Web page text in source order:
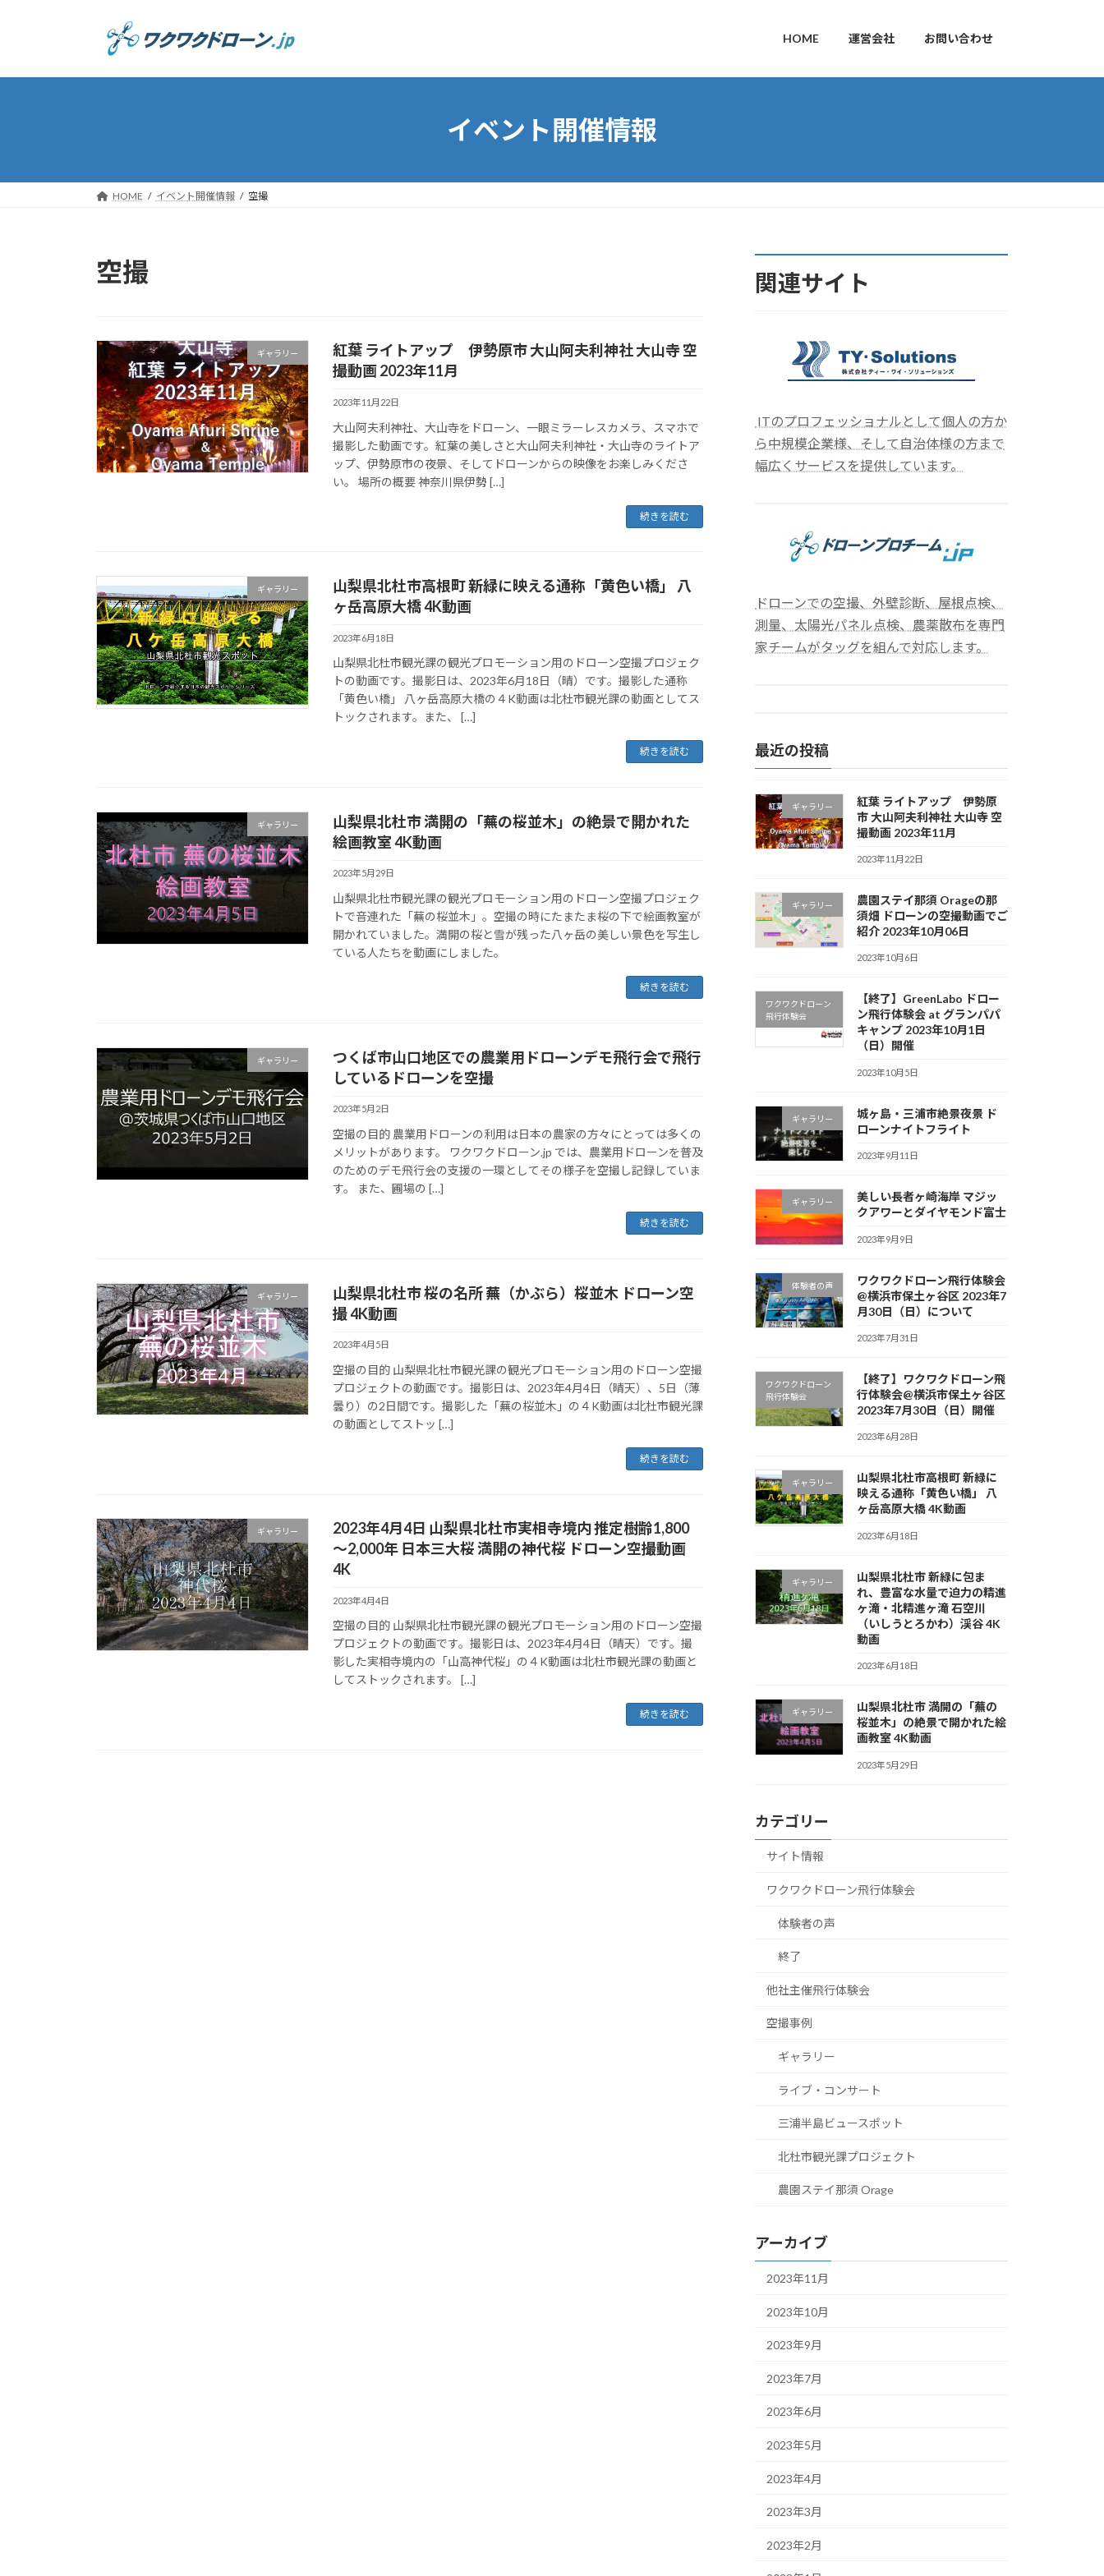
プ
動
HOME 運営会社 お問い合わせ
イベント開催情報
HOME イベント開催情報 空撮
空撮
ギャラリー
紅葉 ライトアップ 伊勢原市 大山阿夫利神社 大山寺 空
撮動画 2023年11月
2023年11月22日
大山阿夫利神社、大山寺をドローン、一眼ミラーレスカメラ、スマホで
撮影した動画です。紅葉の美しさと大山阿夫利神社・大山寺のライトア
ップ、伊勢原市の夜景、そしてドローンからの映像をお楽しみくださ
い。 場所の概要 神奈川県伊勢 […]
続きを読む
ギャラリー
山梨県北杜市高根町 新緑に映える通称「黄色い橋」 八
ヶ岳高原大橋 4K動画
2023年6月18日
山梨県北杜市観光課の観光プロモーション用のドローン空撮プロジェク
トの動画です。撮影日は、2023年6月18日（晴）です。撮影した通称
「黄色い橋」 八ヶ岳高原大橋の４K動画は北杜市観光課の動画としてス
トックされます。また、 […]
続きを読む
ギャラリー
山梨県北杜市 満開の「蕪の桜並木」の絶景で開かれた
絵画教室 4K動画
2023年5月29日
山梨県北杜市観光課の観光プロモーション用のドローン空撮プロジェク
トで音連れた「蕪の桜並木」。空撮の時にたまたま桜の下で絵画教室が
開かれていました。満開の桜と雪が残った八ヶ岳の美しい景色を写生し
ている人たちを動画にしました。
続きを読む
ギャラリー
つくば市山口地区での農業用ドローンデモ飛行会で飛行
しているドローンを空撮
2023年5月2日
空撮の目的 農業用ドローンの利用は日本の農家の方々にとっては多くの
メリットがあります。 ワクワクドローン.jp では、農業用ドローンを普及
のためのデモ飛行会の支援の一環としてその様子を空撮し記録していま
す。 また、圃場の […]
続きを読む
ギャラリー
山梨県北杜市 桜の名所 蕪（かぶら）桜並木 ドローン空
撮 4K動画
2023年4月5日
空撮の目的 山梨県北杜市観光課の観光プロモーション用のドローン空撮
プロジェクトの動画です。撮影日は、2023年4月4日（晴天）、5日（薄
曇り）の2日間です。撮影した「蕪の桜並木」の４K動画は北杜市観光課
の動画としてストッ […]
続きを読む
ギャラリー
2023年4月4日 山梨県北杜市実相寺境内 推定樹齢1,800
～2,000年 日本三大桜 満開の神代桜 ドローン空撮動画
4K
2023年4月4日
空撮の目的 山梨県北杜市観光課の観光プロモーション用のドローン空撮
プロジェクトの動画です。撮影日は、2023年4月4日（晴天）です。撮
影した実相寺境内の「山高神代桜」の４K動画は北杜市観光課の動画と
してストックされます。 […]
続きを読む
関連サイト
ITのプロフェッショナルとして個人の方か
ら中規模企業様、そして自治体様の方まで
幅広くサービスを提供しています。
ドローンでの空撮、外壁診断、屋根点検、
測量、太陽光パネル点検、農薬散布を専門
家チームがタッグを組んで対応します。
最近の投稿
ギャラリー
紅葉 ライトアップ 伊勢原
市 大山阿夫利神社 大山寺 空
撮動画 2023年11月
2023年11月22日
ギャラリー
農園ステイ那須 Orageの那
須畑 ドローンの空撮動画でご
紹介 2023年10月06日
2023年10月6日
ワクワクドローン
飛行体験会
【終了】GreenLabo ドロー
ン飛行体験会 at グランパパ
キャンプ 2023年10月1日
（日）開催
2023年10月5日
ギャラリー
城ヶ島・三浦市絶景夜景 ド
ローンナイトフライト
2023年9月11日
ギャラリー
美しい長者ヶ崎海岸 マジッ
クアワーとダイヤモンド富士
2023年9月9日
体験者の声
ワクワクドローン飛行体験会
@横浜市保土ヶ谷区 2023年7
月30日（日）について
2023年7月31日
ワクワクドローン
飛行体験会
【終了】ワクワクドローン飛
行体験会@横浜市保土ヶ谷区
2023年7月30日（日）開催
2023年6月28日
ギャラリー
山梨県北杜市高根町 新緑に
映える通称「黄色い橋」 八
ヶ岳高原大橋 4K動画
2023年6月18日
ギャラリー
山梨県北杜市 新緑に包ま
れ、豊富な水量で迫力の精進
ヶ滝・北精進ヶ滝 石空川
（いしうとろかわ）渓谷 4K
動画
2023年6月18日
ギャラリー
山梨県北杜市 満開の「蕪の
桜並木」の絶景で開かれた絵
画教室 4K動画
2023年5月29日
カテゴリー
サイト情報
ワクワクドローン飛行体験会
体験者の声
終了
他社主催飛行体験会
空撮事例
ギャラリー
ライブ・コンサート
三浦半島ビュースポット
北杜市観光課プロジェクト
農園ステイ那須 Orage
アーカイブ
2023年11月
2023年10月
2023年9月
2023年7月
2023年6月
2023年5月
2023年4月
2023年3月
2023年2月